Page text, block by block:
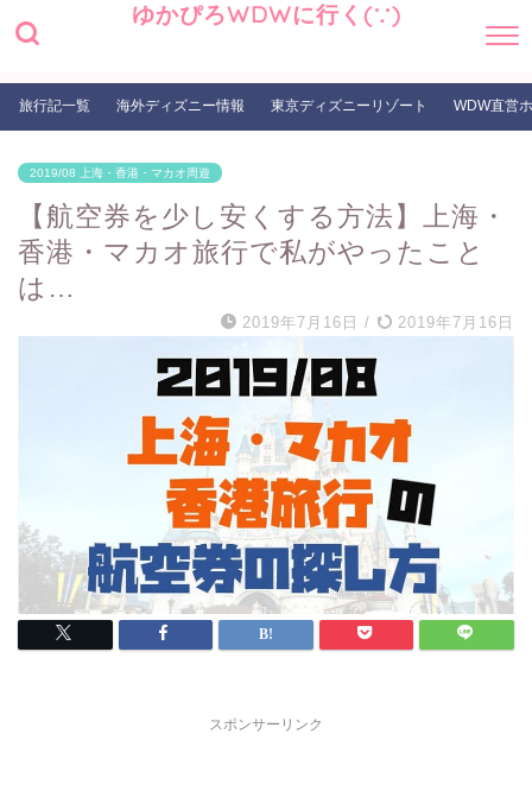
ゆかぴろWDWに行く(∵)
旅行記一覧 海外ディズニー情報 東京ディズニーリゾート WDW直営
2019/08 上海・香港・マカオ周遊
【航空券を少し安くする方法】上海・
香港・マカオ旅行で私がやったこと
は…
2019年7月16日 / 2019年7月16日
スポンサーリンク